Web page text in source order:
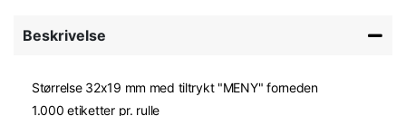
Beskrivelse
Størrelse 32x19 mm med tiltrykt "MENY" forneden
1.000 etiketter pr. rulle